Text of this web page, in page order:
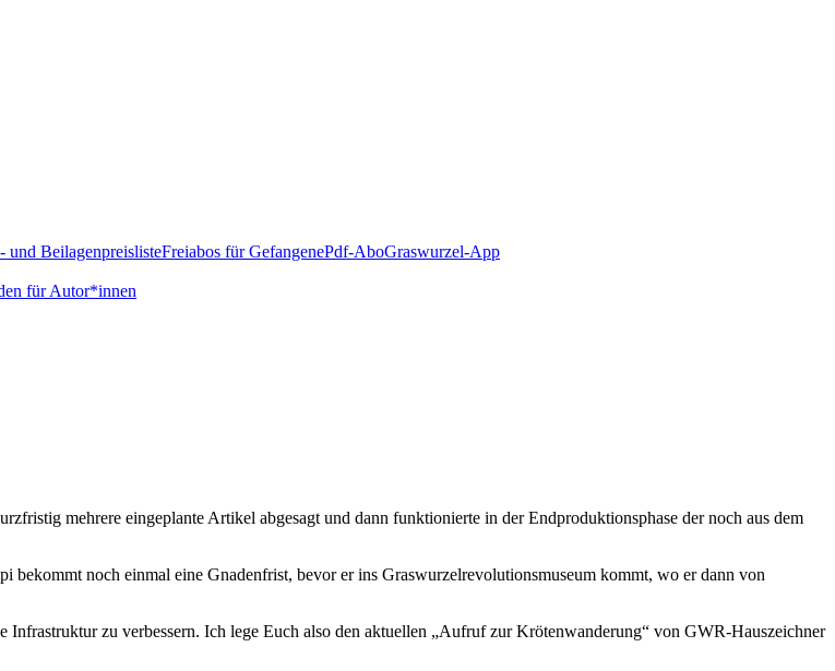
und BeilagenpreislisteFreiabos für GefangenePdf-AboGraswurzel-App
für Autor*innen
mehrere eingeplante Artikel abgesagt und dann funktionierte in der Endproduktionsphase der noch aus dem
noch einmal eine Gnadenfrist, bevor er ins Graswurzelrevolutionsmuseum kommt, wo er dann von
Infrastruktur zu verbessern. Ich lege Euch also den aktuellen „Aufruf zur Krötenwanderung“ von GWR-Hauszeichner